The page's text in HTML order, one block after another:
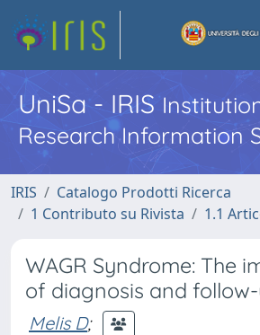
UniSa - IRIS
Research Information
IRIS
Catalogo Prodotti Ricerca
1 Contributo su Rivista
1.1
WAGR Syndrome: The
of diagnosis and
Melis D;